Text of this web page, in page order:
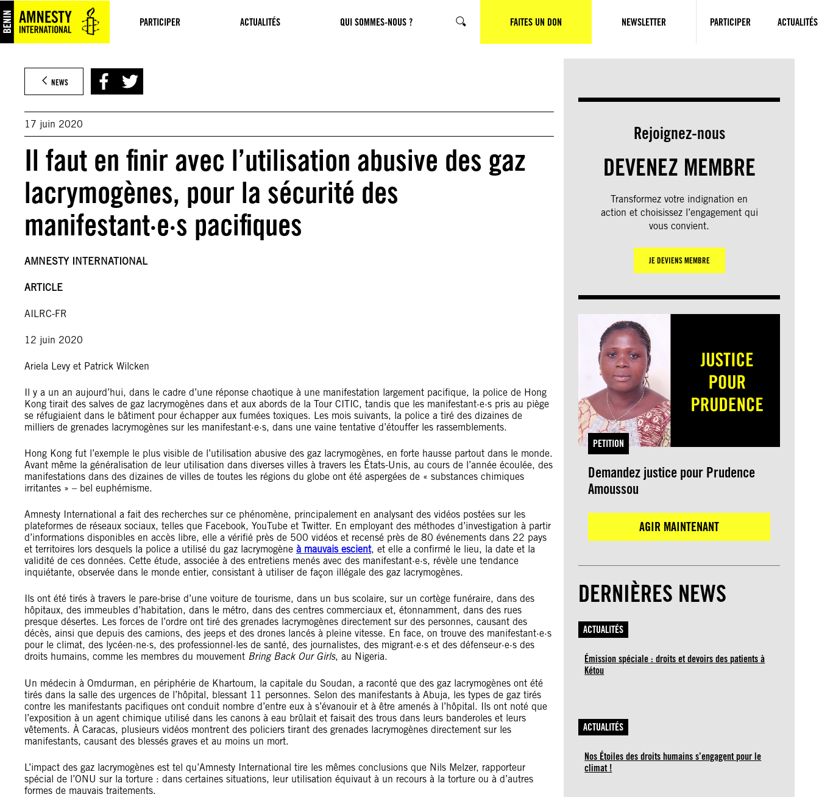
PARTICIPER ACTUALITÉS QUI SOMMES-NOUS ? CHERCHER FAITES UN DON NEWSLETTER PARTICIPER ACTUALITÉS
au
contenu
NEWS
17 juin 2020
Il faut en finir avec l’utilisation abusive des gaz
lacrymogènes, pour la sécurité des
manifestant·e·s pacifiques
AMNESTY INTERNATIONAL
ARTICLE
AILRC-FR
12 juin 2020
Ariela Levy et Patrick Wilcken
Il y a un an aujourd’hui, dans le cadre d’une réponse chaotique à une manifestation largement pacifique, la police de Hong
Kong tirait des salves de gaz lacrymogènes dans et aux abords de la Tour CITIC, tandis que les manifestant·e·s pris au piège
se réfugiaient dans le bâtiment pour échapper aux fumées toxiques. Les mois suivants, la police a tiré des dizaines de
milliers de grenades lacrymogènes sur les manifestant·e·s, dans une vaine tentative d’étouffer les rassemblements.
Hong Kong fut l’exemple le plus visible de l’utilisation abusive des gaz lacrymogènes, en forte hausse partout dans le monde.
Avant même la généralisation de leur utilisation dans diverses villes à travers les États-Unis, au cours de l’année écoulée, des
manifestations dans des dizaines de villes de toutes les régions du globe ont été aspergées de « substances chimiques
irritantes » – bel euphémisme.
Amnesty International a fait des recherches sur ce phénomène, principalement en analysant des vidéos postées sur les
plateformes de réseaux sociaux, telles que Facebook, YouTube et Twitter. En employant des méthodes d’investigation à partir
d’informations disponibles en accès libre, elle a vérifié près de 500 vidéos et recensé près de 80 événements dans 22 pays
et territoires lors desquels la police a utilisé du gaz lacrymogène à mauvais escient, et elle a confirmé le lieu, la date et la
validité de ces données. Cette étude, associée à des entretiens menés avec des manifestant·e·s, révèle une tendance
inquiétante, observée dans le monde entier, consistant à utiliser de façon illégale des gaz lacrymogènes.
Ils ont été tirés à travers le pare-brise d’une voiture de tourisme, dans un bus scolaire, sur un cortège funéraire, dans des
hôpitaux, des immeubles d’habitation, dans le métro, dans des centres commerciaux et, étonnamment, dans des rues
presque désertes. Les forces de l’ordre ont tiré des grenades lacrymogènes directement sur des personnes, causant des
décès, ainsi que depuis des camions, des jeeps et des drones lancés à pleine vitesse. En face, on trouve des manifestant·e·s
pour le climat, des lycéen·ne·s, des professionnel·les de santé, des journalistes, des migrant·e·s et des défenseur·e·s des
droits humains, comme les membres du mouvement Bring Back Our Girls, au Nigeria.
Un médecin à Omdurman, en périphérie de Khartoum, la capitale du Soudan, a raconté que des gaz lacrymogènes ont été
tirés dans la salle des urgences de l’hôpital, blessant 11 personnes. Selon des manifestants à Abuja, les types de gaz tirés
contre les manifestants pacifiques ont conduit nombre d’entre eux à s’évanouir et à être amenés à l’hôpital. Ils ont noté que
l’exposition à un agent chimique utilisé dans les canons à eau brûlait et faisait des trous dans leurs banderoles et leurs
vêtements. À Caracas, plusieurs vidéos montrent des policiers tirant des grenades lacrymogènes directement sur les
manifestants, causant des blessés graves et au moins un mort.
L’impact des gaz lacrymogènes est tel qu’Amnesty International tire les mêmes conclusions que Nils Melzer, rapporteur
spécial de l’ONU sur la torture : dans certaines situations, leur utilisation équivaut à un recours à la torture ou à d’autres
formes de mauvais traitements.
Rejoignez-nous
DEVENEZ MEMBRE
Transformez votre indignation en
action et choisissez l’engagement qui
vous convient.
JE DEVIENS MEMBRE
PETITION
Demandez justice pour Prudence
Amoussou
AGIR MAINTENANT
DERNIÈRES NEWS
ACTUALITÉS
Émission spéciale : droits et devoirs des patients à
Kétou
ACTUALITÉS
Nos Étoiles des droits humains s’engagent pour le
climat !